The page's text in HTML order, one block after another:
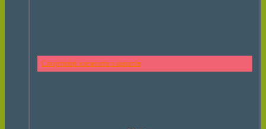
Спортивні елементи з канатів